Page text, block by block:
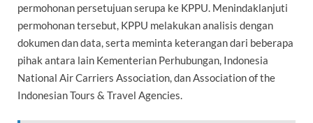
permohonan persetujuan serupa ke KPPU. Menindaklanjuti
permohonan tersebut, KPPU melakukan analisis dengan
dokumendan data, serta meminta keterangan dari beberapa
pihak antara lain Kementerian Perhubungan, Indonesia
National Air Carriers Association, dan Association of the
Indonesian Tours & Travel Agencies.